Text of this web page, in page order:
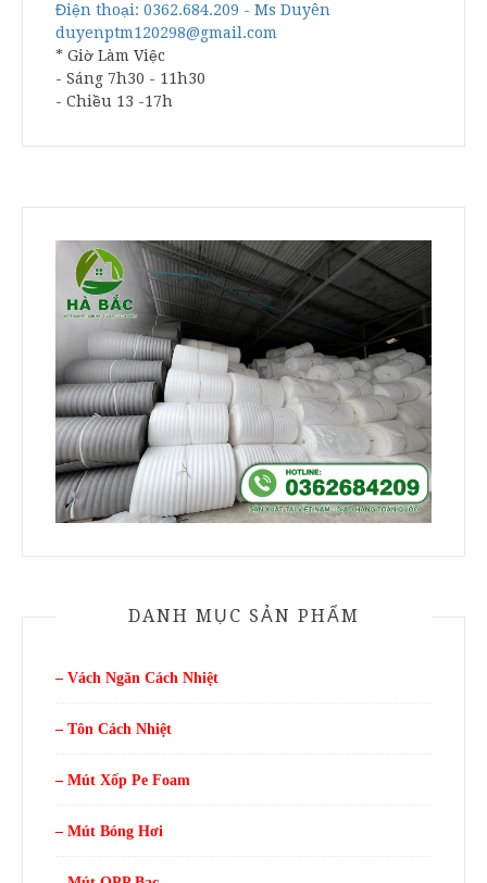
Điện thoại: 0362.684.209 - Ms Duyên
duyenptm120298@gmail.com
* Giờ Làm Việc
- Sáng 7h30 - 11h30
- Chiều 13 -17h
DANH MỤC SẢN PHẨM
– Vách Ngăn Cách Nhiệt
– Tôn Cách Nhiệt
– Mút Xốp Pe Foam
– Mút Bóng Hơi